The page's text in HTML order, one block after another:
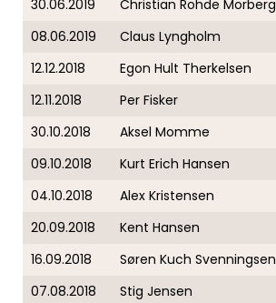
30.06.2019 Christian Rohde Morberg
08.06.2019
Claus Lyngholm
12.12.2018
Egon Hult Therkelsen
12.11.2018
Per Fisker
30.10.2018
Aksel Momme
09.10.2018
Kurt Erich Hansen
04.10.2018
Alex Kristensen
20.09.2018
Kent Hansen
16.09.2018
Søren Kuch Svenningsen
07.08.2018
Stig Jensen